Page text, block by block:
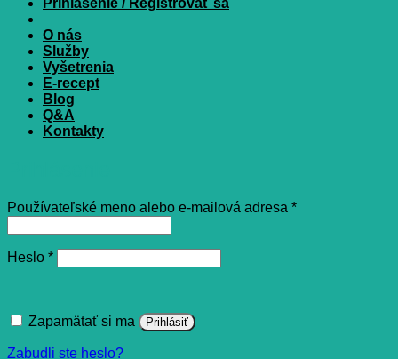
Prihlásenie / Registrovať sa
O nás
Služby
Vyšetrenia
E-recept
Blog
Q&A
Kontakty
Používateľské meno alebo e-mailová adresa *Povinné
Heslo *Povinné
Zapamätať si ma Prihlásiť
Zabudli ste heslo?